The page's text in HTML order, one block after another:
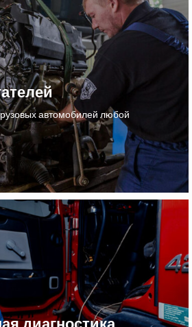
автомобилей любой